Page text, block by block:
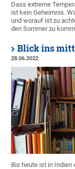
Dass extreme
ist kein Geheimnis.
und worauf ist zu
den Sommer zu
Blick ins
28.06.2022
Bis heute ist in Indien